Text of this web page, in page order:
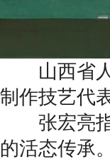
山西省人
制作技艺代
张宏亮指
的活态传承